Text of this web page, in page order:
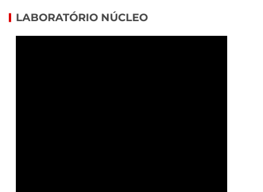
LABORATÓRIO NÚCLEO